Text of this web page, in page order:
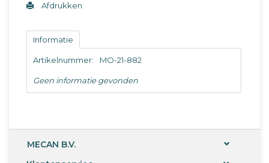
Afdrukken
Informatie
Artikelnummer: MO-21-882
Geen informatie gevonden
MECAN B.V.